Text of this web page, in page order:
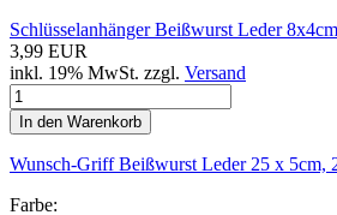
Schlüsselanhänger Beißwurst Leder
3,99 EUR
inkl. 19% MwSt. zzgl. Versand
In den Warenkorb
Wunsch-Griff Beißwurst Leder 25 x 5cm,
Farbe: